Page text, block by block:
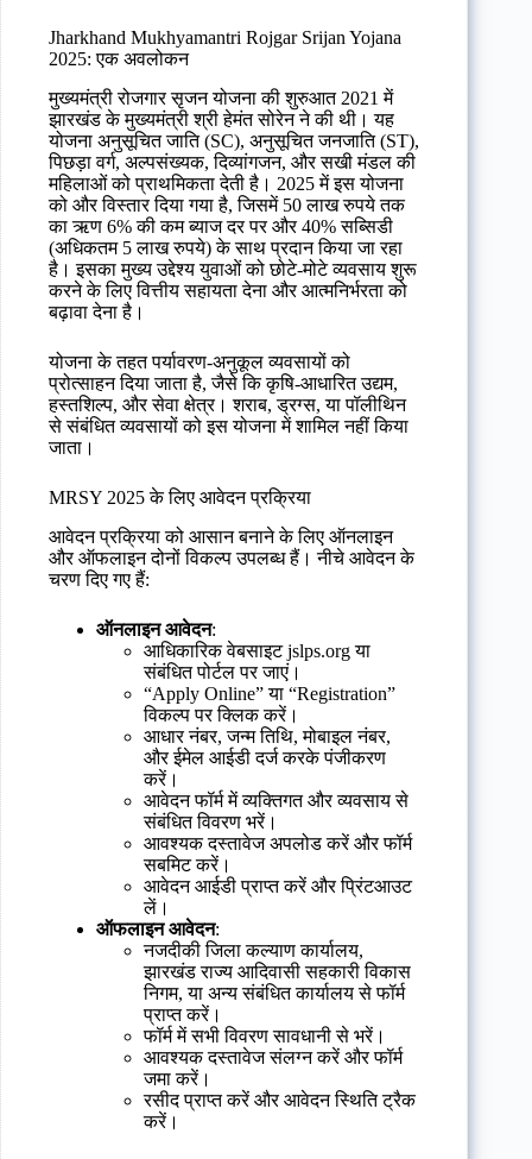
Jharkhand Mukhyamantri Rojgar Srijan Yojana
2025: एक अवलोकन
मुख्यमंत्री रोजगार सृजन योजना की शुरुआत 2021 में
झारखंड के मुख्यमंत्री श्री हेमंत सोरेन ने की थी। यह
योजना अनुसूचित जाति (SC), अनुसूचित जनजाति (ST),
पिछड़ा वर्ग, अल्पसंख्यक, दिव्यांगजन, और सखी मंडल की
महिलाओं को प्राथमिकता देती है। 2025 में इस योजना
को और विस्तार दिया गया है, जिसमें 50 लाख रुपये तक
का ऋण 6% की कम ब्याज दर पर और 40% सब्सिडी
(अधिकतम 5 लाख रुपये) के साथ प्रदान किया जा रहा
है। इसका मुख्य उद्देश्य युवाओं को छोटे-मोटे व्यवसाय शुरू
करने के लिए वित्तीय सहायता देना और आत्मनिर्भरता को
बढ़ावा देना है।
योजना के तहत पर्यावरण-अनुकूल व्यवसायों को
प्रोत्साहन दिया जाता है, जैसे कि कृषि-आधारित उद्यम,
हस्तशिल्प, और सेवा क्षेत्र। शराब, ड्रग्स, या पॉलीथिन
से संबंधित व्यवसायों को इस योजना में शामिल नहीं किया
जाता।
MRSY 2025 के लिए आवेदन प्रक्रिया
आवेदन प्रक्रिया को आसान बनाने के लिए ऑनलाइन
और ऑफलाइन दोनों विकल्प उपलब्ध हैं। नीचे आवेदन के
चरण दिए गए हैं:
ऑनलाइन आवेदन:
आधिकारिक वेबसाइट jslps.org या
संबंधित पोर्टल पर जाएं।
“Apply Online” या “Registration”
विकल्प पर क्लिक करें।
आधार नंबर, जन्म तिथि, मोबाइल नंबर,
और ईमेल आईडी दर्ज करके पंजीकरण
करें।
आवेदन फॉर्म में व्यक्तिगत और व्यवसाय से
संबंधित विवरण भरें।
आवश्यक दस्तावेज अपलोड करें और फॉर्म
सबमिट करें।
आवेदन आईडी प्राप्त करें और प्रिंटआउट
लें।
ऑफलाइन आवेदन:
नजदीकी जिला कल्याण कार्यालय,
झारखंड राज्य आदिवासी सहकारी विकास
निगम, या अन्य संबंधित कार्यालय से फॉर्म
प्राप्त करें।
फॉर्म में सभी विवरण सावधानी से भरें।
आवश्यक दस्तावेज संलग्न करें और फॉर्म
जमा करें।
रसीद प्राप्त करें और आवेदन स्थिति ट्रैक
करें।